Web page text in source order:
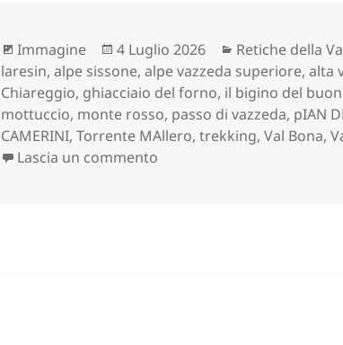
Formato
Immagine
Scritto
il
4 Luglio 2026 Categorie
Retiche della
laresin,alpe sissone,alpe vazzeda superiore,alta
Chiareggio, ghiacciaio del forno, il bigino del
mottuccio, monte rosso, passo di vazzeda, pIAN
CAMERINI,Torrente MAllero,trekking,Val Bona,
Lascia un commento